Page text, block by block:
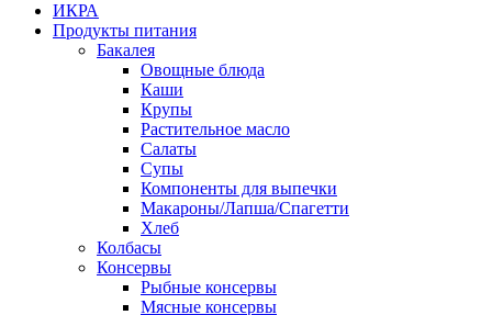
ИКРА
Продукты питания
Бакалея
Овощные блюда
Каши
Крупы
Растительное масло
Салаты
Супы
Компоненты для выпечки
Макароны/Лапша/Спагетти
Хлеб
Колбасы
Консервы
Рыбные консервы
Мясные консервы